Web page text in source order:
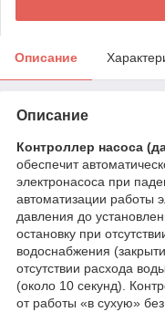
Описание
Описание
Контроллер насоса
обеспечит
электронасоса при
автоматизации работы
давления до
остановку при
водоснабжения
отсутствии расхода
(около 10 секунд).
от работы «в сухую»